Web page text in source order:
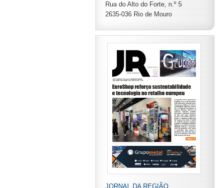
Rua do Alto do Forte, n.º 5
2635-036 Rio de Mouro
JORNAL DA REGIÃO